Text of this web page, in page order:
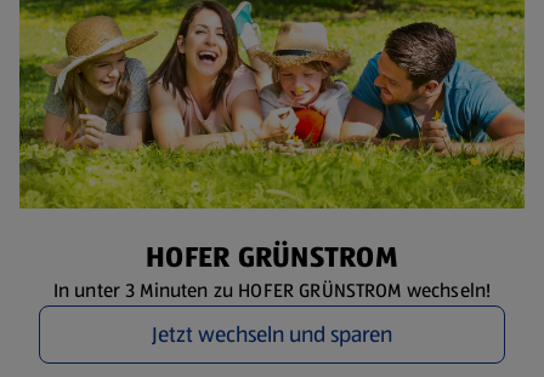
HOFER GRÜNSTROM
In unter 3 Minuten zu HOFER GRÜNSTROM wechseln!
Jetzt wechseln und sparen